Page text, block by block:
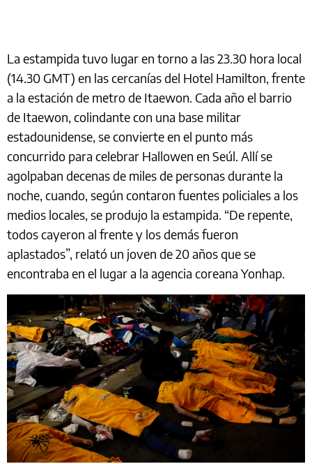
La estampida tuvo lugar en torno a las 23.30 hora local
(14.30 GMT) en las cercanías del Hotel Hamilton, frente
a la estación de metro de Itaewon. Cada año el barrio
de Itaewon, colindante con una base militar
estadounidense, se convierte en el punto más
concurrido para celebrar Hallowen en Seúl. Allí se
agolpaban decenas de miles de personas durante la
noche, cuando, según contaron fuentes policiales a los
medios locales, se produjo la estampida. “De repente,
todos cayeron al frente y los demás fueron
aplastados”, relató un joven de 20 años que se
encontraba en el lugar a la agencia coreana Yonhap.